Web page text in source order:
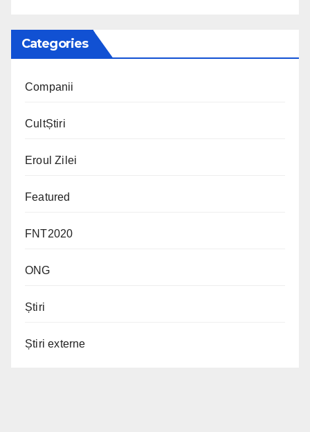
Categories
Companii
CultȘtiri
Eroul Zilei
Featured
FNT2020
ONG
Știri
Știri externe